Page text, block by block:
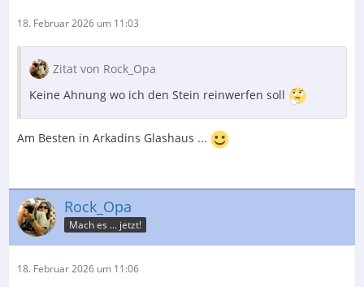
18. Februar 2026 um 11:03
Zitat von Rock_Opa
Keine Ahnung wo ich den Stein reinwerfen soll
Am Besten in Arkadins Glashaus ...
Rock_Opa
Mach es ... jetzt!
18. Februar 2026 um 11:06